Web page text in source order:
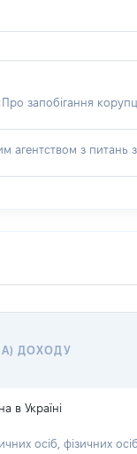
запобігання
з питань
ДОХОДУ
в Україні
осіб, фізичних